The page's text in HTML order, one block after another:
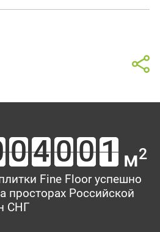
сделать выбор. Спасибо, чтом2
Fine Floor успешно
просторах Российской
СНГ